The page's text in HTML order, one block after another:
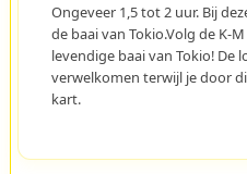
Ongeveer 1,5 tot 2 uur. Bij
de baai van Tokio.Volg de K-
levendige baai van Tokio! De
verwelkomen terwijl je door
kart.